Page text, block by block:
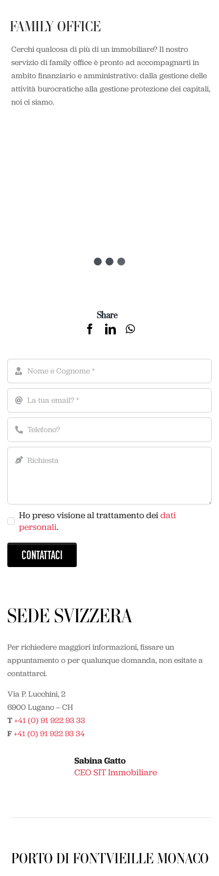
FAMILY OFFICE
Cerchi qualcosa di più di un immobiliare? Il nostro
servizio di family office è pronto ad accompagnarti in
ambito finanziario e amministrativo: dalla gestione delle
attività burocratiche alla gestione protezione dei capitali,
noi ci siamo.
Share
Ho preso visione al trattamento deidati
personali.
CONTATTACI
SEDE SVIZZERA
Per richiedere maggiori informazioni, fissare un
appuntamento o per qualunque domanda, non esitate a
contattarci.
Via P. Lucchini, 2
6900 Lugano – CH
T +41 (0) 91 922 93 33
F +41 (0) 91 922 93 34
Sabina Gatto
CEO SIT Immobiliare
PORTO DI FONTVIEILLE MONACO